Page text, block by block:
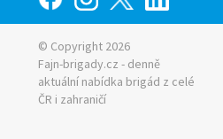
© Copyright 2026
Fajn-brigady.cz - denně
aktuální nabídka brigád z celé
ČR i zahraničí